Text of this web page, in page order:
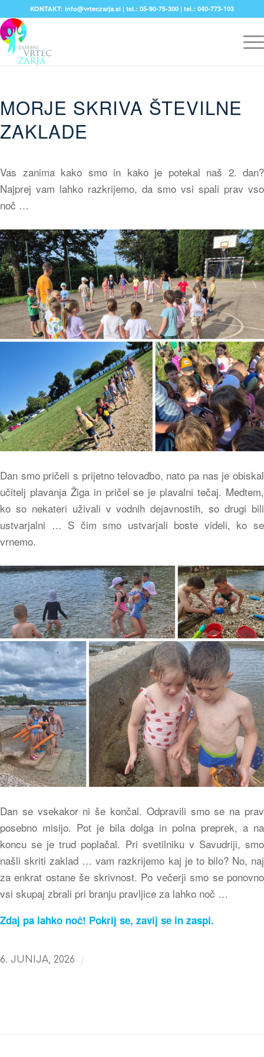
KONTAKT: info@vrteczarja.si | tel.: 05-90-75-300 | tel.: 040-773-103
MORJE SKRIVA ŠTEVILNE
ZAKLADE
Vas zanima kako smo in kako je potekal naš 2. dan?
Najprej vam lahko razkrijemo, da smo vsi spali prav vso
noč …
Dan smo pričeli s prijetno telovadbo, nato pa nas je obiskal
učitelj plavanja Žiga in pričel se je plavalni tečaj. Medtem,
ko so nekateri uživali v vodnih dejavnostih, so drugi bili
ustvarjalni … S čim smo ustvarjali boste videli, ko se
vrnemo.
Dan se vsekakor ni še končal. Odpravili smo se na prav
posebno misijo. Pot je bila dolga in polna preprek, a na
koncu se je trud poplačal. Pri svetilniku v Savudriji, smo
našli skriti zaklad … vam razkrijemo kaj je to bilo? No, naj
za enkrat ostane še skrivnost. Po večerji smo se ponovno
vsi skupaj zbrali pri branju pravljice za lahko noč …
Zdaj pa lahko noč! Pokrij se, zavij se in zaspi.
6. JUNIJA, 2026 /